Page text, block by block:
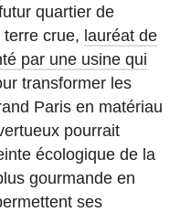
quartier de
crue, lauréat de
par une usine qui
transformer les
Paris en matériau
pourrait
écologique de la
gourmande en
ses